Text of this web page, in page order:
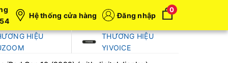
Hệ thống cửa hàng Đăng nhập
0
HIỆU
THƯƠNG HIỆU
YIVOICE